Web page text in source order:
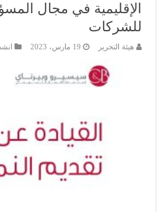
الإقليمية في مجال
للشركات
هيئة التحرير 19 مارس، 2023